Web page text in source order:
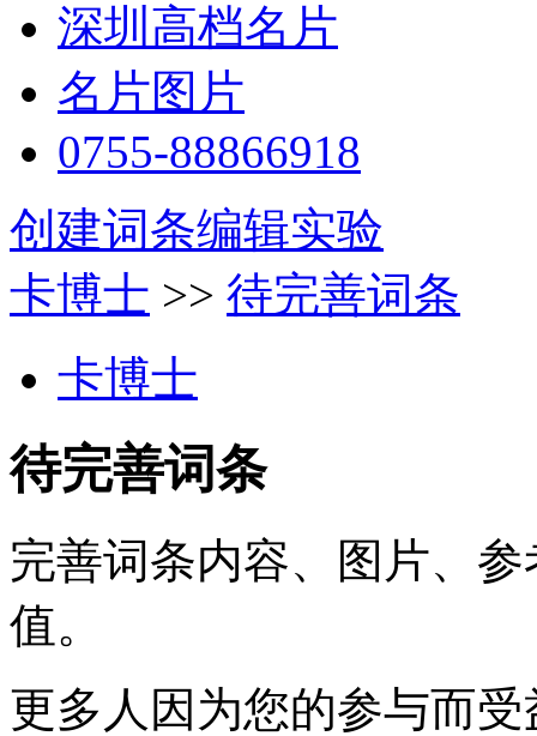
深圳高档名片
名片图片
0755-88866918
创建词条编辑实验
卡博士 >> 待完善词条
卡博士
待完善词条
完善词条内容、图片、
值。
更多人因为您的参与而